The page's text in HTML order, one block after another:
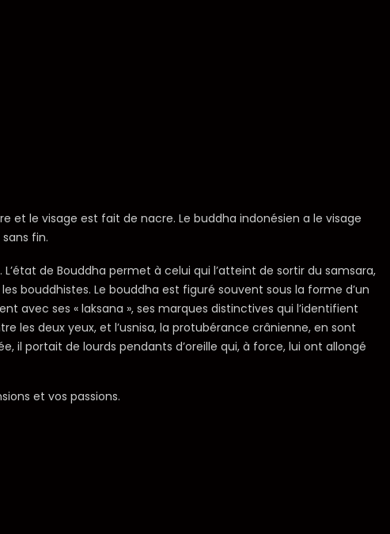
et le visage est fait de nacre. Le buddha indonésien a le visage
fin.
de Bouddha permet à celui qui l’atteint de sortir du samsara,
bouddhistes. Le bouddha est figuré souvent sous la forme d’un
avec ses « laksana », ses marques distinctives qui l’identifient
les deux yeux, et l’usnisa, la protubérance crânienne, en sont
il portait de lourds pendants d’oreille qui, à force, lui ont allongé
et vos passions.